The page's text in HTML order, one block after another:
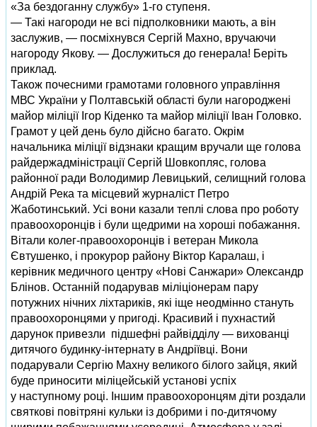
«За бездоганну службу» 1‑го ступеня.
— Такі нагороди не всі підполковники мають, а він
заслужив, — посміхнувся Сергій Махно, вручаючи
нагороду Якову. — Дослужиться до генерала! Беріть
приклад.
Також почесними грамотами головного управління
МВС України у Полтавській області були нагороджені
майор міліції Ігор Кіденко та майор міліції Іван Головко.
Грамот у цей день було дійсно багато. Окрім
начальника міліції відзнаки кращим вручали ще голова
райдержадміністрації Сергій Шовкопляс, голова
районної ради Володимир Левицький, селищний голова
Андрій Река та місцевий журналіст Петро
Жаботинський. Усі вони казали теплі слова про роботу
правоохоронців і були щедрими на хороші побажання.
Вітали колег-правоохоронців і ветеран Микола
Євтушенко, і прокурор району Віктор Каралаш, і
керівник медичного центру «Нові Санжари» Олександр
Блінов. Останній подарував міліціонерам пару
потужних нічних ліхтариків, які іще неодмінно стануть
правоохоронцями у пригоді. Красивий і пухнастий
дарунок привезли підшефні райвідділу — вихованці
дитячого будинку-інтернату в Андріївці. Вони
подарували Сергію Махну великого білого зайця, який
буде приносити міліцейській установі успіх
у наступному році. Іншим правоохоронцям діти роздали
святкові повітряні кульки із добрими і по-дитячому